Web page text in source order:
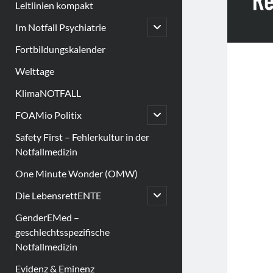
Leitlinien kompakt
Im Notfall Psychiatrie
open
child
Fortbildungskalender
Welttage
KlimaNOTFALL
FOAMio Politix
open
child
Safety First – Fehlerkultur in der
Notfallmedizin
One Minute Wonder (OMW)
Die LebensrettENTE
open
child
GenderEMed –
geschlechtsspezifische
Notfallmedizin
Evidenz & Eminenz